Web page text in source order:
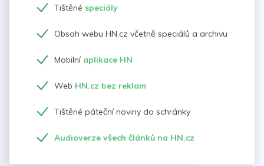
Tištěné speciály
Obsah webu HN.cz včetně speciálů a archivu
Mobilní aplikace HN
Web HN.cz bez reklam
Tištěné páteční noviny do schránky
Audioverze všech článků na HN.cz